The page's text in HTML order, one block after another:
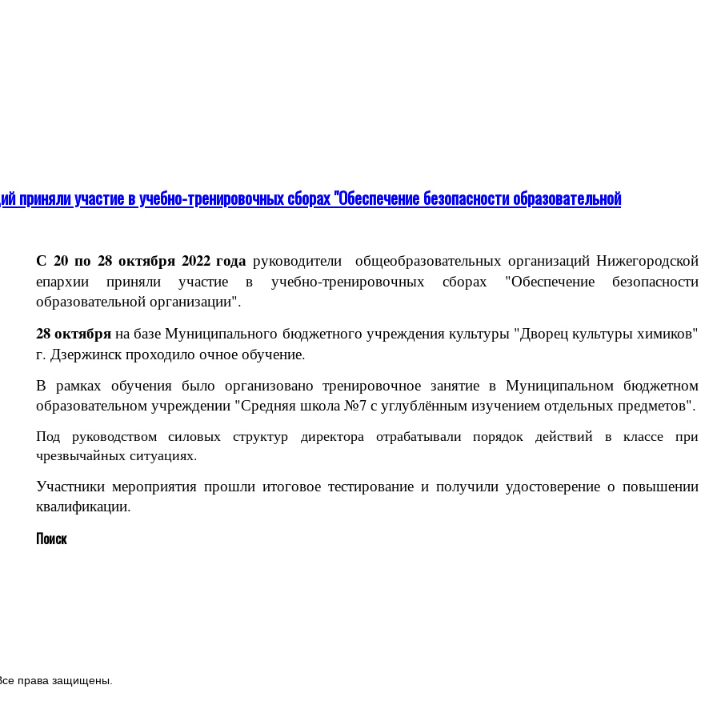
приняли участие в учебно-тренировочных сборах "Обеспечение безопасности образовательной
С 20 по 28 октября 2022 года руководители общеобразовательных организаций Нижегородской
епархии приняли участие в учебно-тренировочных сборах "Обеспечение безопасности
образовательной организации".
28 октября на базе Муниципального бюджетного учреждения культуры "Дворец культуры химиков"
г. Дзержинск проходило очное обучение.
В рамках обучения было организовано тренировочное занятие в Муниципальном бюджетном
образовательном учреждении "Средняя школа №7 с углублённым изучением отдельных предметов".
Под руководством силовых структур директора отрабатывали порядок действий в классе при
чрезвычайных ситуациях.
Участники мероприятия прошли итоговое тестирование и получили удостоверение о повышении
квалификации.
Поиск
права защищены.